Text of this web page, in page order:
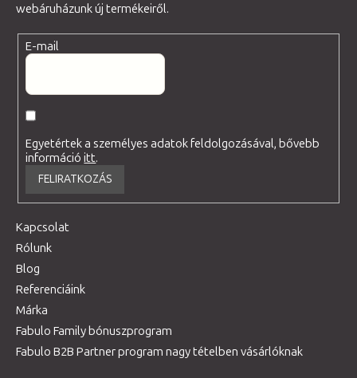
webáruházunk új termékeiről.
E-mail
Egyetértek a személyes adatok feldolgozásával, bővebb
információitt.
FELIRATKOZÁS
Kapcsolat
Rólunk
Blog
Referenciáink
Márka
Fabulo Family bónuszprogram
Fabulo B2B Partner program nagy tételben vásárlóknak